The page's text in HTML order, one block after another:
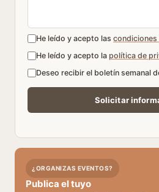
He leído y acepto las condiciones
He leído y acepto la política de
Deseo recibir el boletín semanal
¿ORGANIZAS EVENTOS?
Publica el tuyo